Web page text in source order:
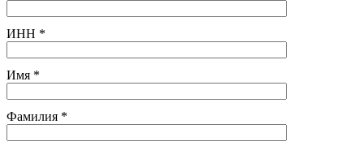
ИНН *
Имя *
Фамилия *